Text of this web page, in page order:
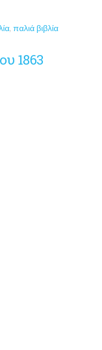
,παλιά βιβλία
1863